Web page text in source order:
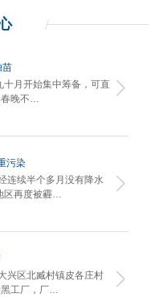
苗
十月开始集中筹备，可直
春晚不…
污染
连续半个多月没有降水
区再度被霾…
兴区北臧村镇皮各庄村
黑工厂，厂…